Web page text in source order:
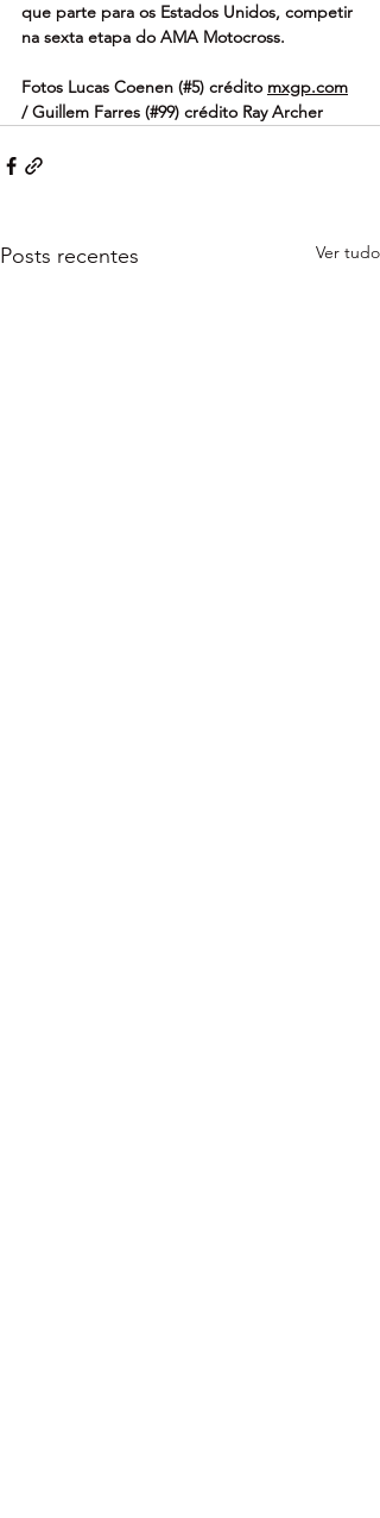
que parte para os Estados Unidos, competir
na sexta etapa do AMA Motocross.
Fotos Lucas Coenen (#5) crédito mxgp.com
/ Guillem Farres (#99) crédito Ray Archer
Posts recentes Ver tudo